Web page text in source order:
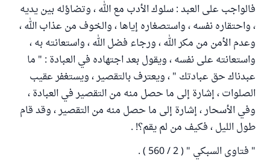
فالواجب على العبد : سلوك الأدب مع الله ، وتضاؤله بين يديه
، واحتقاره نفسه ، واستصغاره إياها ، والخوف من عذاب الله ،
وعدم الأمن من مكر الله ، ورجاء فضل الله ، واستعانته به ،
واستعانته على نفسه ، ويقول بعد اجتهاده في العبادة : " ما
عبدناك حق عبادتك " ، ويعترف بالتقصير ، ويستغفر عقيب
الصلوات ، إشارة إلى ما حصل منه من التقصير في العبادة ،
وفي الأسحار ، إشارة إلى ما حصل منه من التقصير ، وقد قام
طول الليل ، فكيف من لم يقم؟! .
" فتاوى السبكي " ( 2 / 560 ) .